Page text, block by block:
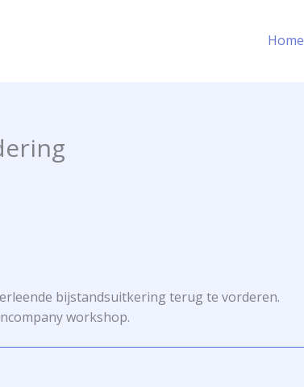
Home
bijstandsuitkering terug te vorderen.
workshop.